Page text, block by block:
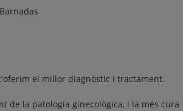
el millor diagnòstic i tractament.
la patologia ginecològica, i la més cura